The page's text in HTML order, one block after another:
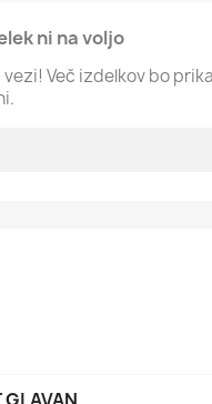
ni na voljo
Več izdelkov bo